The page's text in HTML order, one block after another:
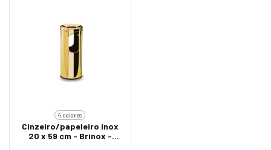
4 colores
Cinzeiro/papeleiro inox
20 x 59 cm - Brinox -